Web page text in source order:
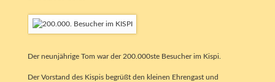
Der neunjährige Tom war der 200.000ste Besucher im Kispi.
Der Vorstand des Kispis begrüßt den kleinen Ehrengast und